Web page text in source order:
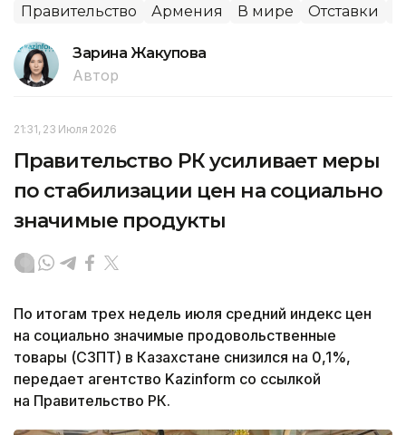
Правительство Армения В мире Отставки
Зарина Жакупова
Автор
21:31, 23 Июля 2026
Правительство РК усиливает меры
по стабилизации цен на социально
значимые продукты
По итогам трех недель июля средний индекс цен
на социально значимые продовольственные
товары (СЗПТ) в Казахстане снизился на 0,1%,
передает агентство Kazinform со ссылкой
на Правительство РК.